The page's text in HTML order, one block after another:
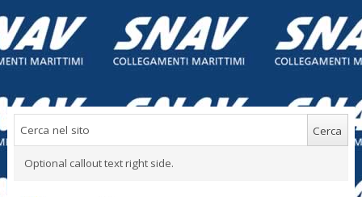
Optional callout text right side.